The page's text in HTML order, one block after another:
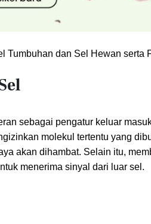
Tumbuhan dan Sel Hewan serta
sebagai pengatur keluar
molekul tertentu yang
akan dihambat. Selain itu,
menerima sinyal dari luar sel.